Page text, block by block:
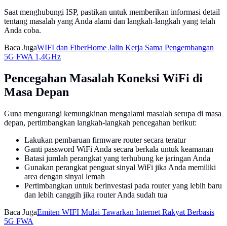
Saat menghubungi ISP, pastikan untuk memberikan informasi detail
tentang masalah yang Anda alami dan langkah-langkah yang telah
Anda coba.
Baca JugaWIFI dan FiberHome Jalin Kerja Sama Pengembangan
5G FWA 1,4GHz
Pencegahan Masalah Koneksi WiFi di
Masa Depan
Guna mengurangi kemungkinan mengalami masalah serupa di masa
depan, pertimbangkan langkah-langkah pencegahan berikut:
Lakukan pembaruan firmware router secara teratur
Ganti password WiFi Anda secara berkala untuk keamanan
Batasi jumlah perangkat yang terhubung ke jaringan Anda
Gunakan perangkat penguat sinyal WiFi jika Anda memiliki
area dengan sinyal lemah
Pertimbangkan untuk berinvestasi pada router yang lebih baru
dan lebih canggih jika router Anda sudah tua
Baca JugaEmiten WIFI Mulai Tawarkan Internet Rakyat Berbasis
5G FWA